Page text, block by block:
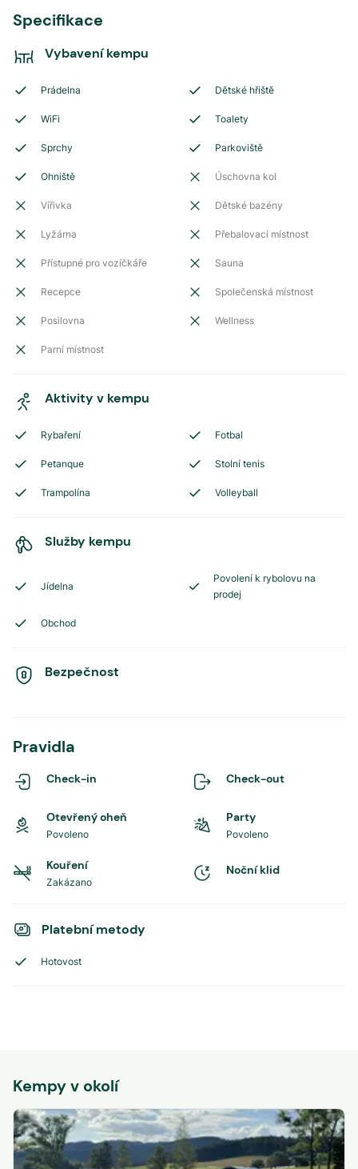
Specifikace
Vybavení kempu
Prádelna Dětské hřiště
WiFi Toalety
Sprchy Parkoviště
Ohniště Úschovna kol
Vířivka Dětské bazény
Lyžárna Přebalovací místnost
Přístupné pro vozíčkáře Sauna
Recepce Společenská místnost
Posilovna Wellness
Parní místnost
Aktivity v kempu
Rybaření Fotbal
Petanque Stolní tenis
Trampolína Volleyball
Služby kempu
Jídelna
Povolení k rybolovu na
prodej
Obchod
Bezpečnost
Pravidla
Check-in Check-out
Otevřený oheň
Povoleno
Party
Povoleno
Kouření
Zakázano
Noční klid
Platební metody
Hotovost
Kempy v okolí